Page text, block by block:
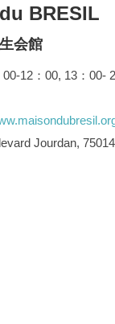
BRESIL
会館
12：00, 13：00-
Jourdan,